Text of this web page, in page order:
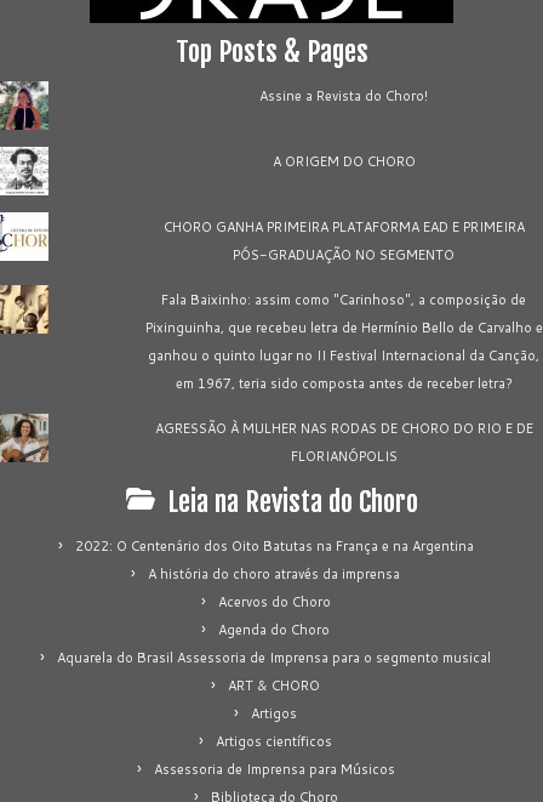
Top Posts & Pages
Assine a Revista do Choro!
A ORIGEM DO CHORO
CHORO GANHA PRIMEIRA PLATAFORMA EAD E PRIMEIRA
PÓS-GRADUAÇÃO NO SEGMENTO
Fala Baixinho: assim como "Carinhoso", a composição de
Pixinguinha, que recebeu letra de Hermínio Bello de Carvalho e
ganhou o quinto lugar no II Festival Internacional da Canção,
em 1967, teria sido composta antes de receber letra?
AGRESSÃO À MULHER NAS RODAS DE CHORO DO RIO E DE
FLORIANÓPOLIS
Leia na Revista do Choro
2022: O Centenário dos Oito Batutas na França e na Argentina
A história do choro através da imprensa
Acervos do Choro
Agenda do Choro
Aquarela do Brasil Assessoria de Imprensa para o segmento musical
ART & CHORO
Artigos
Artigos científicos
Assessoria de Imprensa para Músicos
Biblioteca do Choro